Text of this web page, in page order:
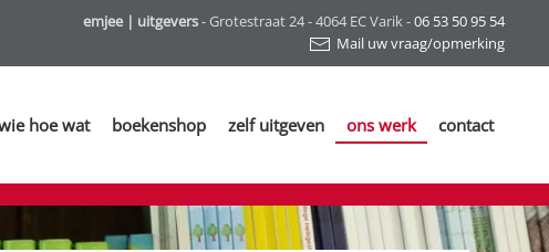
emjee | uitgevers- Grotestraat 24 - 4064 EC Varik -06 53 50 95 54
Mail uw vraag/opmerking
hoe wat boekenshop zelf uitgeven ons werk contact